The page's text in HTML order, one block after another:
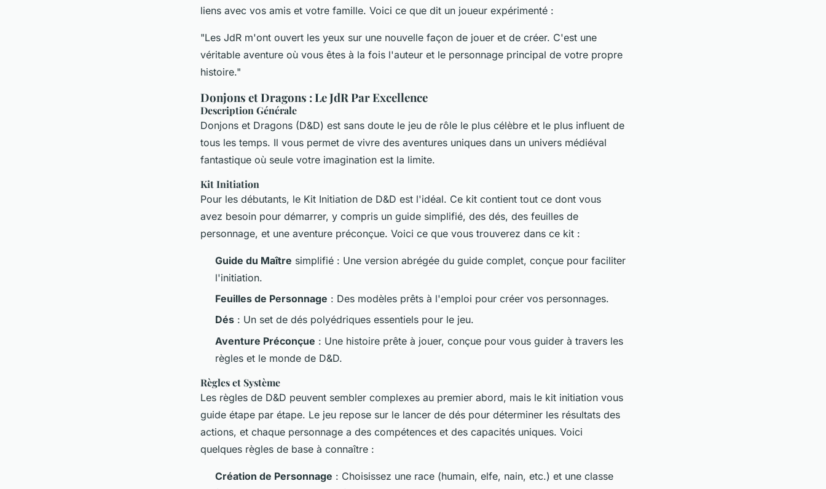
liens avec vos amis et votre famille. Voici ce que dit un joueur expérimenté :
"Les JdR m'ont ouvert les yeux sur une nouvelle façon de jouer et de créer. C'est une
véritable aventure où vous êtes à la fois l'auteur et le personnage principal de votre propre
histoire."
Donjons et Dragons : Le JdR Par Excellence
Description Générale
Donjons et Dragons (D&D) est sans doute le jeu de rôle le plus célèbre et le plus influent de
tous les temps. Il vous permet de vivre des aventures uniques dans un univers médiéval
fantastique où seule votre imagination est la limite.
Kit Initiation
Pour les débutants, le Kit Initiation de D&D est l'idéal. Ce kit contient tout ce dont vous
avez besoin pour démarrer, y compris un guide simplifié, des dés, des feuilles de
personnage, et une aventure préconçue. Voici ce que vous trouverez dans ce kit :
Guide du Maître simplifié : Une version abrégée du guide complet, conçue pour faciliter
l'initiation.
Feuilles de Personnage : Des modèles prêts à l'emploi pour créer vos personnages.
Dés : Un set de dés polyédriques essentiels pour le jeu.
Aventure Préconçue : Une histoire prête à jouer, conçue pour vous guider à travers les
règles et le monde de D&D.
Règles et Système
Les règles de D&D peuvent sembler complexes au premier abord, mais le kit initiation vous
guide étape par étape. Le jeu repose sur le lancer de dés pour déterminer les résultats des
actions, et chaque personnage a des compétences et des capacités uniques. Voici
quelques règles de base à connaître :
Création de Personnage : Choisissez une race (humain, elfe, nain, etc.) et une classe